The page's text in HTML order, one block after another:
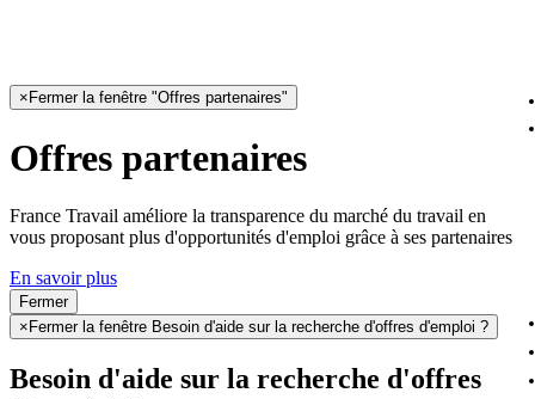
× Fermer la fenêtre "Offres partenaires"
Offres partenaires
France Travail améliore la transparence du marché du travail en
vous proposant plus d'opportunités d'emploi grâce à ses partenaires
En savoir plus
Fermer
× Fermer la fenêtre Besoin d'aide sur la recherche d'offres d'emploi ?
Besoin d'aide sur la recherche d'offres